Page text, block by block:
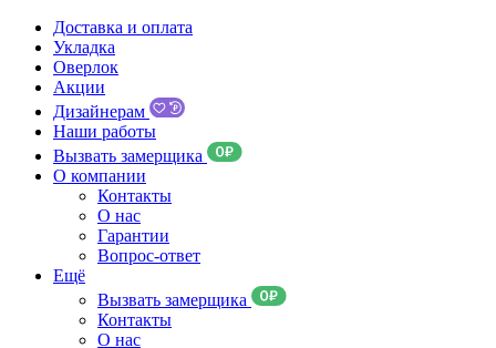
Доставка и оплата
Укладка
Оверлок
Акции
Дизайнерам
Наши работы
Вызвать замерщика
О компании
Контакты
О нас
Гарантии
Вопрос-ответ
Ещё
Вызвать замерщика
Контакты
О нас